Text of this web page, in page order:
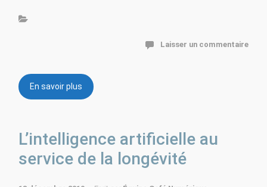
Laisser un commentaire
En savoir plus
L’intelligence artificielle au
service de la longévité